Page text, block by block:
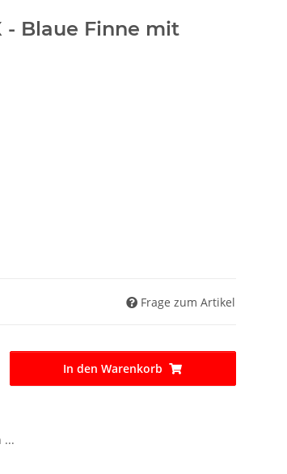
- Blaue Finne mit
Frage zum Artikel
In den Warenkorb
...